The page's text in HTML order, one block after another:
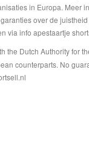
in Europa.
over de
via info apestaartje
the Dutch Authority for
counterparts. No